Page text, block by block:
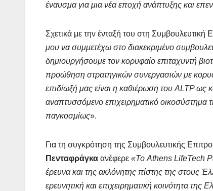
έναυσμα για μια νέα εποχή ανάπτυξης και
Σχετικά με την ένταξή του στη
μου να συμμετέχω στο διακεκριμένο
δημιουργήσουμε τον κορυφαίο επιταχυντή
προώθηση στρατηγικών συνεργασιών με
επιδίωξή μας είναι η καθιέρωση του ALTP ως
αναπτυσσόμενο επιχειρηματικό
παγκοσμίως».
Για τη συγκρότηση της Συμβουλευτικής
Πενταφράγκα ανέφερε «Το Athens LifeTech
έρευνα και της ακλόνητης πίστης της στους
ερευνητική και επιχειρηματική κοινότητα